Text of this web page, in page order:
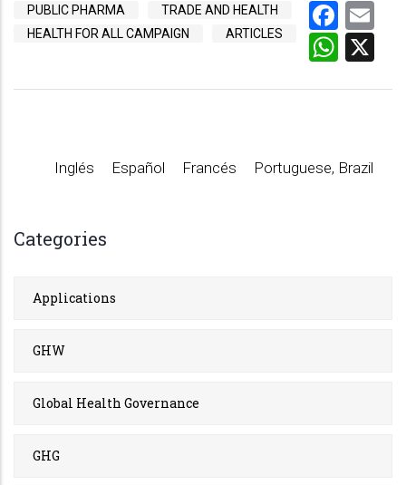
PUBLIC PHARMA
TRADE AND HEALTH
HEALTH FOR ALL CAMPAIGN
ARTICLES
Inglés Español Francés Portuguese, Brazil
Categories
Applications
GHW
Global Health Governance
GHG